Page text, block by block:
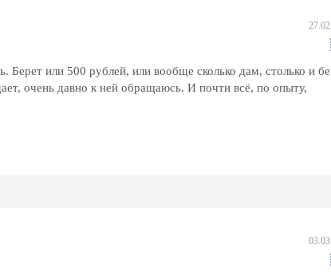
Берет или 500 рублей, или вообще сколько дам, столько и
очень давно к ней обращаюсь. И почти всё, по опыту,